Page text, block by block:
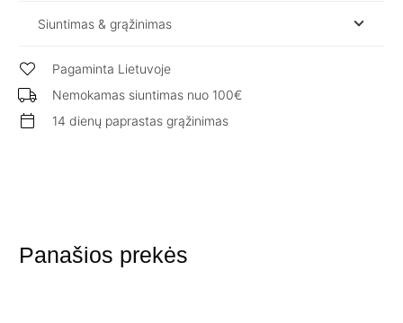
Siuntimas & grąžinimas
Pagaminta Lietuvoje
Nemokamas siuntimas nuo 100€
14 dienų paprastas grąžinimas
Panašios prekės